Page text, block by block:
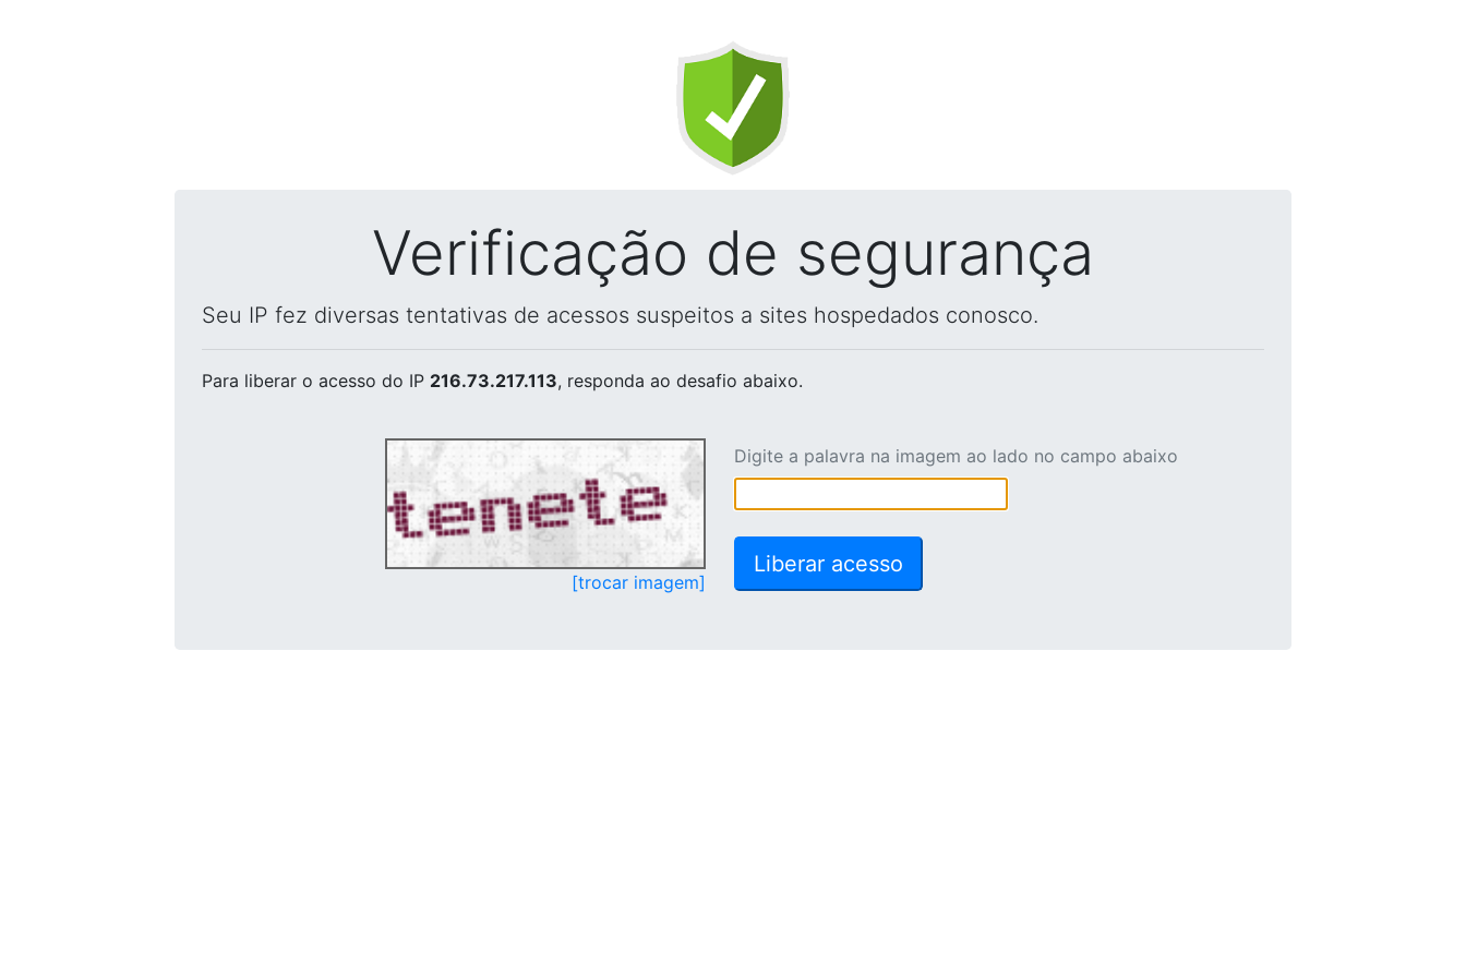
Verificação de segurança
Seu IP fez diversas tentativas de acessos suspeitos a sites hospedados conosco.
Para liberar o acesso do IP 216.73.217.113, responda ao desafio abaixo.
[trocar imagem]
Digite a palavra na imagem ao lado no campo abaixo